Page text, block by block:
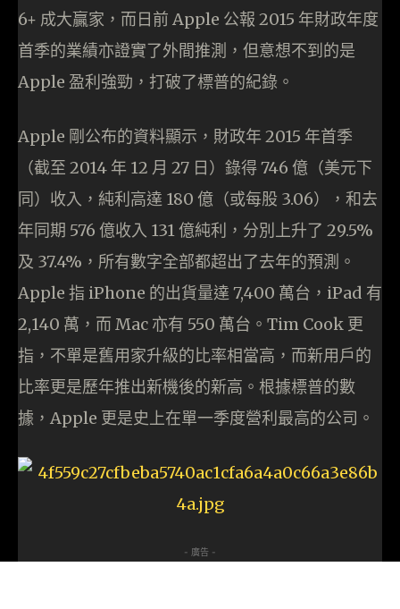
6+ 成大贏家，而日前 Apple 公報 2015 年財政年度
首季的業績亦證實了外間推測，但意想不到的是
Apple 盈利強勁，打破了標普的紀錄。
Apple 剛公布的資料顯示，財政年 2015 年首季
（截至 2014 年 12 月 27 日）錄得 746 億（美元下
同）收入，純利高達 180 億（或每股 3.06），和去
年同期 576 億收入 131 億純利，分別上升了 29.5%
及 37.4%，所有數字全部都超出了去年的預測。
Apple 指 iPhone 的出貨量達 7,400 萬台，iPad 有
2,140 萬，而 Mac 亦有 550 萬台。Tim Cook 更
指，不單是舊用家升級的比率相當高，而新用戶的
比率更是歷年推出新機後的新高。根據標普的數
據，Apple 更是史上在單一季度營利最高的公司。
- 廣告 -